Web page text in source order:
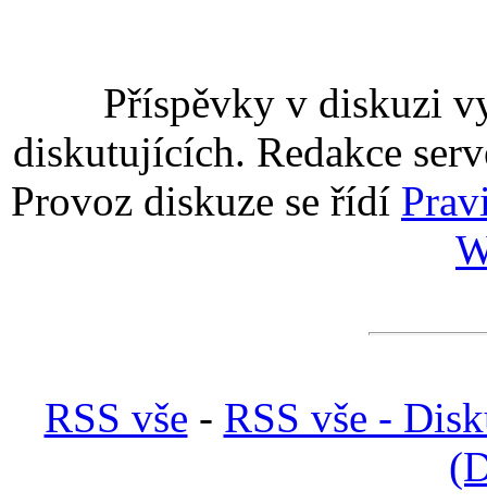
Příspěvky v diskuzi
diskutujících. Redakce
Provoz diskuze se řídí
RSS vše - RSS vše -